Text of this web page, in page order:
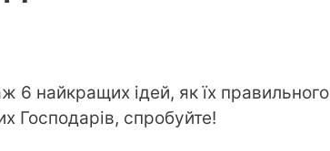
найкращих ідей, як їх правильного
Господарів, спробуйте!